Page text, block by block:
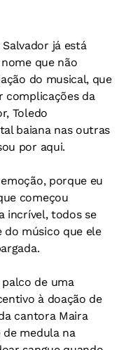
já está
que não
do musical, que
complicações da
Toledo
baiana nas outras
por aqui.
porque eu
começou
incrível, todos se
do músico que ele
de uma
à doação de
cantora Maira
medula na